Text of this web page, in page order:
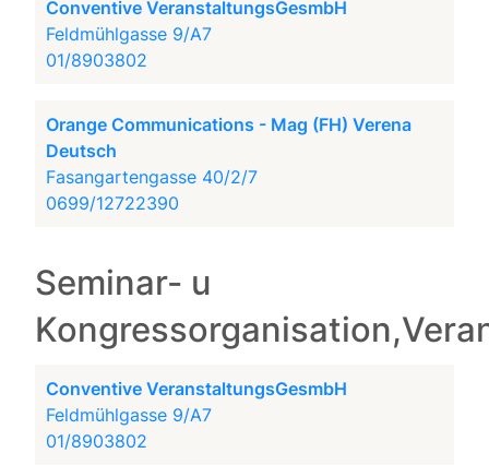
Conventive VeranstaltungsGesmbH
Feldmühlgasse 9/A7
01/8903802
Orange Communications - Mag (FH) Verena
Deutsch
Fasangartengasse 40/2/7
0699/12722390
Seminar- u
Conventive VeranstaltungsGesmbH
Feldmühlgasse 9/A7
01/8903802